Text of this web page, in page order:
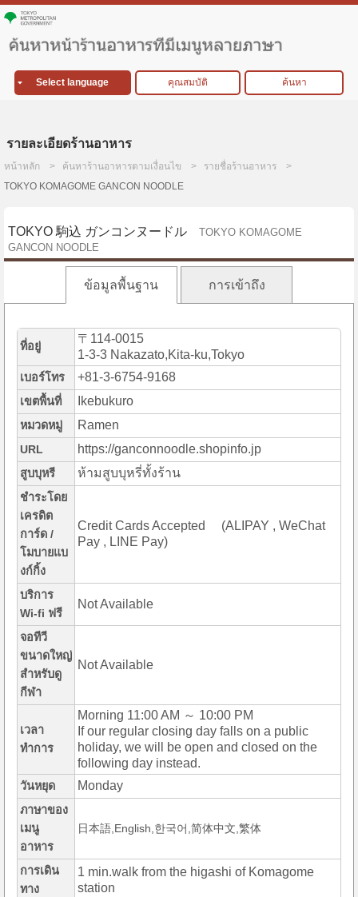
Select language คุณสมบัติ ค้นหา
รายละเอียดร้านอาหาร
หน้าหลัก ค้นหาร้านอาหารตามเงื่อนไข
รายชื่อร้านอาหาร
TOKYO KOMAGOME GANCON NOODLE
TOKYO 駒込 ガンコンヌードル
TOKYO KOMAGOME
GANCON NOODLE
ข้อมูลพื้นฐาน การเข้าถึง
ที่อยู่
〒114-0015
1-3-3 Nakazato,Kita-ku,Tokyo
เบอร์โทร +81-3-6754-9168
เขตพื้นที่ Ikebukuro
หมวดหมู่ Ramen
URL https://ganconnoodle.shopinfo.jp
สูบบุหรี ห้ามสูบบุหรี่ทั้งร้าน
ชำระโดย
เครดิต
การ์ด /
โมบายแบ
งก์กิ้ง
Credit Cards Accepted (ALIPAY , WeChat
Pay , LINE Pay)
บริการ
Wi-fi ฟรี
Not Available
จอทีวี
ขนาดใหญ่
สำหรับดู
กีฬา
Not Available
เวลา
ทำการ
Morning 11:00 AM ～ 10:00 PM
If our regular closing day falls on a public
holiday, we will be open and closed on the
following day instead.
วันหยุด Monday
ภาษาของ
เมนู
อาหาร
日本語,English,한국어,简体中文,繁体
การเดิน
ทาง
1 min.walk from the higashi of Komagome
station